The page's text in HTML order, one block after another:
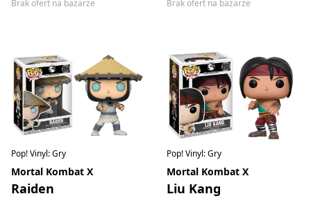
Brak ofert na bazarze Brak ofert na bazarze
Pop! Vinyl: Gry
Mortal Kombat X
Raiden
Pop! Vinyl: Gry
Mortal Kombat X
Liu Kang